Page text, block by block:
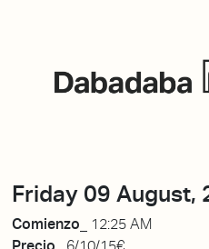
Friday 09 August,
Comienzo_
12:25 AM